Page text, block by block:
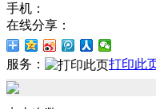
手机：
在线分享：
服务： 打印此